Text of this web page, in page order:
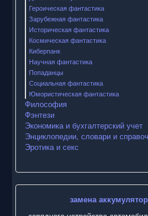
Героическая фантастика
Зарубежная фантастика
Историческая фантастика
Космическая фантастика
Киберпанк
Научная фантастика
Попаданцы
Социальная фантастика
Юмористическая фантастика
Философия
Фэнтези
Экономика и бухгалтерский учет
Энциклопедии, словари и
Эротика и секс
замена